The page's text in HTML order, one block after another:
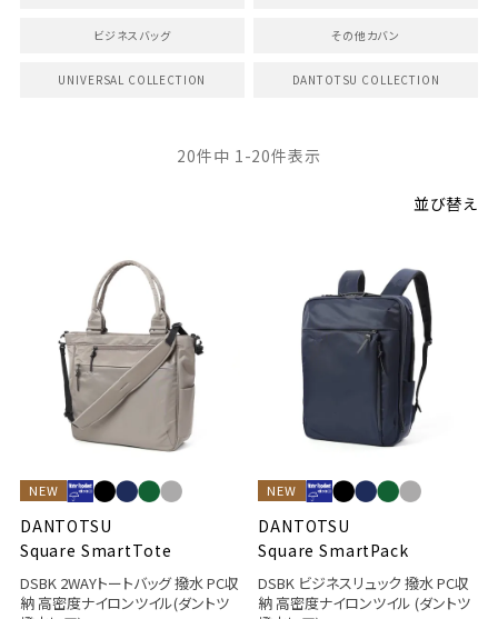
ビジネスバッグ その他カバン
UNIVERSAL COLLECTION DANTOTSU COLLECTION
並び替え
20件中 1-20件表示
NEW
DANTOTSU
Square SmartTote
DSBK 2WAYトートバッグ 撥水 PC収
納 高密度ナイロンツイル(ダントツ
NEW
DANTOTSU
Square SmartPack
DSBK ビジネスリュック 撥水 PC収
納 高密度ナイロンツイル (ダントツ